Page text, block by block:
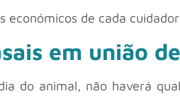
de cada
em união
do animal, não haverá